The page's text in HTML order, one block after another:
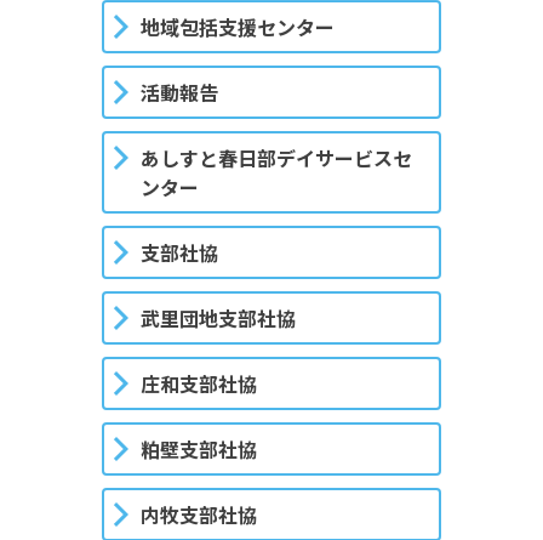
地域包括支援センター
活動報告
あしすと春日部デイサービスセ
ンター
支部社協
武里団地支部社協
庄和支部社協
粕壁支部社協
内牧支部社協